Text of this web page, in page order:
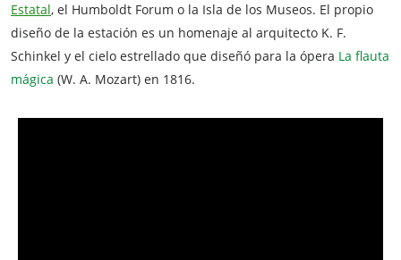
Estatal, el Humboldt Forum o la Isla de los Museos. El propio
diseño de la estación es un homenaje al arquitecto K. F.
Schinkel y el cielo estrellado que diseñó para la ópera La flauta
mágica (W. A. Mozart) en 1816.